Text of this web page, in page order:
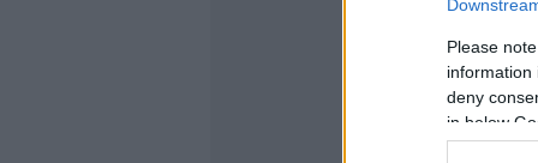
Please
information
deny
in below